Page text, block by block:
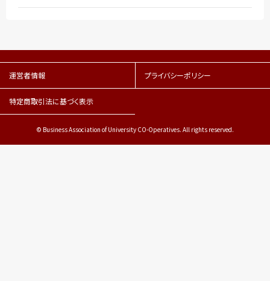
運営者情報 プライバシーポリシー
特定商取引法に基づく表示
© Business Association of University CO-Operatives. All rights reserved.